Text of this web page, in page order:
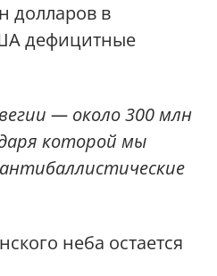
долларов в
дефицитные
— около 300 млн
которой мы
неба остается